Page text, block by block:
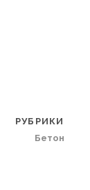
РУБРИКИ
Бетон